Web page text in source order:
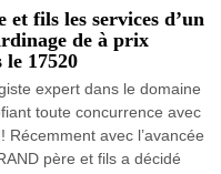
fils les services d’un
de à prix
17520
expert dans le domaine
toute concurrence avec
Récemment avec l’avancée
père et fils a décidé